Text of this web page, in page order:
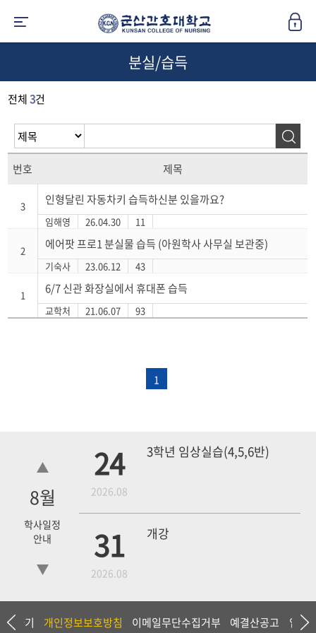
분실/습득
전체3건
번호 제목
3 인형달린 자동차키 습득하신분 있을까요?
임해영 26.04.30 11
2 에어팟 프로1 분실물 습득 (아원학사 사무실 보관중)
기숙사 23.06.12 43
1 6/7 신관 화장실에서 휴대폰 습득
교학처 21.06.07 93
1
8월
학사일정
안내
24
2026.08
3학년 임상실습(4,5,6반)
31
2026.08
개강
4학년 1차 모의고사
담하기 개인정보보호방침 이메일무단수집거부 예결산공고 입찰